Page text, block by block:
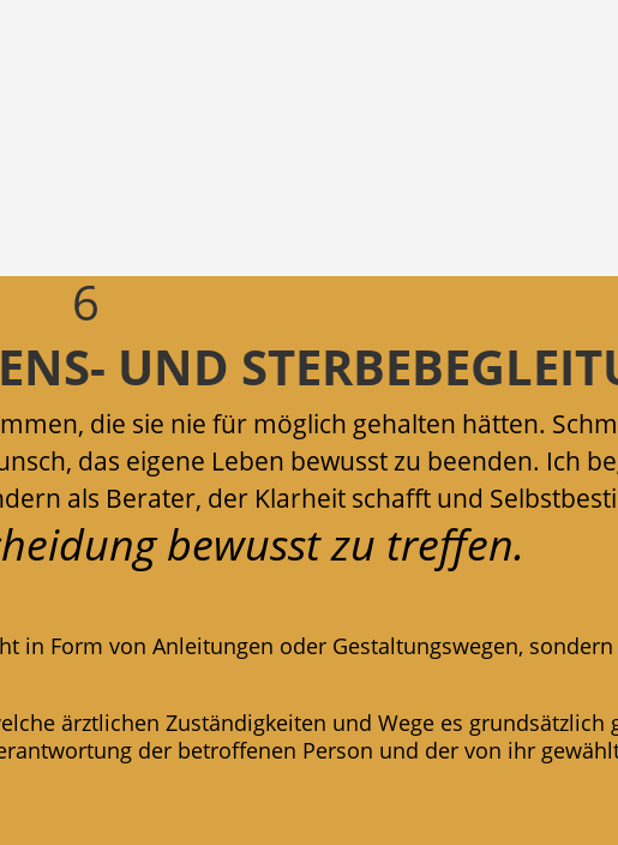
6
UND
die sie nie für möglich gehalten hätten.
das eigene Leben bewusst zu beenden. Ich
als Berater, der Klarheit schafft und
bewusst zu treffen.
in Form von Anleitungen oder Gestaltungswegen,
ärztlichen Zuständigkeiten und Wege es grundsätzlich
der betroffenen Person und der von ihr